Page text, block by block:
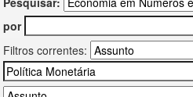
por
Filtros correntes: